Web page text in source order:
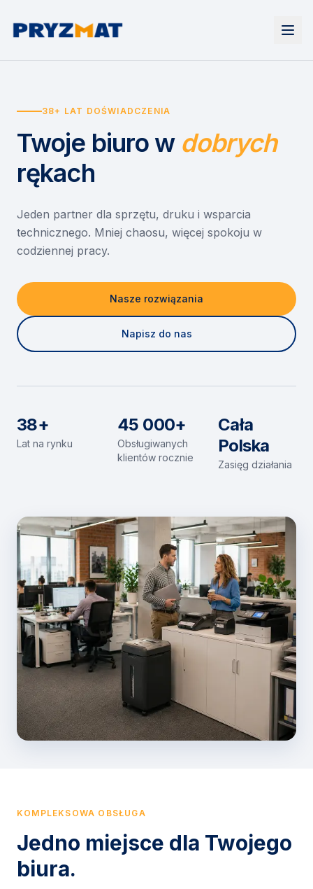
Urządzenia
Drukarki i urządzenia wielofunkcyjne
Etykiety i identyfikacja
Skanery i obieg dokumentów
Monitory interaktywne
Niszczarki dokumentów
Wynajem drukarek
Wynajem urządzeń biurowych
Asystent druku
EZD RP
Misja szkoła
Serwis
O nas
Kontakt
38+ LAT DOŚWIADCZENIA
Twoje biuro w dobrych
rękach
Jeden partner dla sprzętu, druku i wsparcia
technicznego. Mniej chaosu, więcej spokoju w
codziennej pracy.
Nasze rozwiązania
Napisz do nas
38+
Lat na rynku
45 000+
Obsługiwanych
klientów rocznie
Cała
Polska
Zasięg działania
KOMPLEKSOWA OBSŁUGA
Jedno miejsce dla Twojego
biura.